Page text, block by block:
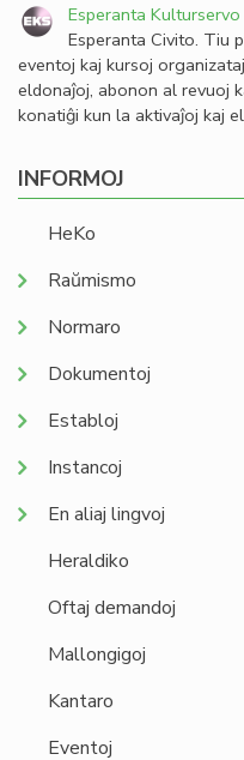
Esperanta Kulturservo
Esperanta Civito. Tiu
eventoj kaj kursoj
eldonaĵoj, abonon al revuoj
konatiĝi kun la aktivaĵoj kaj
INFORMOJ
HeKo
Raŭmismo
Normaro
Dokumentoj
Establoj
Instancoj
En aliaj lingvoj
Heraldiko
Oftaj demandoj
Mallongigoj
Kantaro
Eventoj